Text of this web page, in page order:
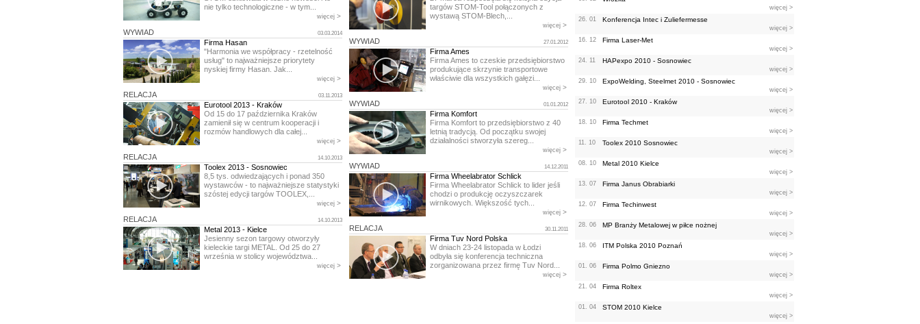
nie tylko technologiczne - w tym...
więcej >
WYWIAD 03.03.2014
Firma Hasan
"Harmonia we współpracy - rzetelność
usług" to najważniejsze priorytety
nyskiej firmy Hasan. Jak...
więcej >
RELACJA 03.11.2013
Eurotool 2013 - Kraków
Od 15 do 17 października Kraków
zamienił się w centrum kooperacji i
rozmów handlowych dla całej...
więcej >
RELACJA 14.10.2013
Toolex 2013 - Sosnowiec
8,5 tys. odwiedzających i ponad 350
wystawców - to najważniejsze statystyki
szóstej edycji targów TOOLEX,...
więcej >
RELACJA 14.10.2013
Metal 2013 - Kielce
Jesienny sezon targowy otworzyły
kieleckie targi METAL. Od 25 do 27
września w stolicy województwa...
więcej >
targów STOM-Tool połączonych z
wystawą STOM-Blech,...
więcej >
WYWIAD 27.01.2012
Firma Ames
Firma Ames to czeskie przedsiębiorstwo
produkujące skrzynie transportowe
właściwie dla wszystkich gałęzi...
więcej >
WYWIAD 01.01.2012
Firma Komfort
Firma Komfort to przedsiębiorstwo z 40
letnią tradycją. Od początku swojej
działalności stworzyła szereg...
więcej >
WYWIAD 14.12.2011
Firma Wheelabrator Schlick
Firma Wheelabrator Schlick to lider jeśli
chodzi o produkcję oczyszczarek
wirnikowych. Większość tych...
więcej >
RELACJA 30.11.2011
Firma Tuv Nord Polska
W dniach 23-24 listopada w Łodzi
odbyła się konferencja techniczna
zorganizowana przez firmę Tuv Nord...
więcej >
więcej >
26. 01
Konferencja Intec i Zuliefermesse
więcej >
16. 12
Firma Laser-Met
więcej >
24. 11
HAPexpo 2010 - Sosnowiec
więcej >
29. 10
ExpoWelding, Steelmet 2010 - Sosnowiec
więcej >
27. 10
Eurotool 2010 - Kraków
więcej >
18. 10
Firma Techmet
więcej >
11. 10
Toolex 2010 Sosnowiec
więcej >
08. 10
Metal 2010 Kielce
więcej >
13. 07
Firma Janus Obrabiarki
więcej >
12. 07
Firma Techinwest
więcej >
28. 06
MP Branży Metalowej w piłce nożnej
więcej >
18. 06
ITM Polska 2010 Poznań
więcej >
01. 06
Firma Polmo Gniezno
więcej >
21. 04
Firma Roltex
więcej >
01. 04
STOM 2010 Kielce
więcej >